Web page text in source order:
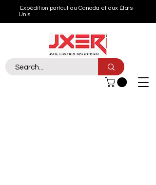
Expédition partout au Canada et aux États-
Unis